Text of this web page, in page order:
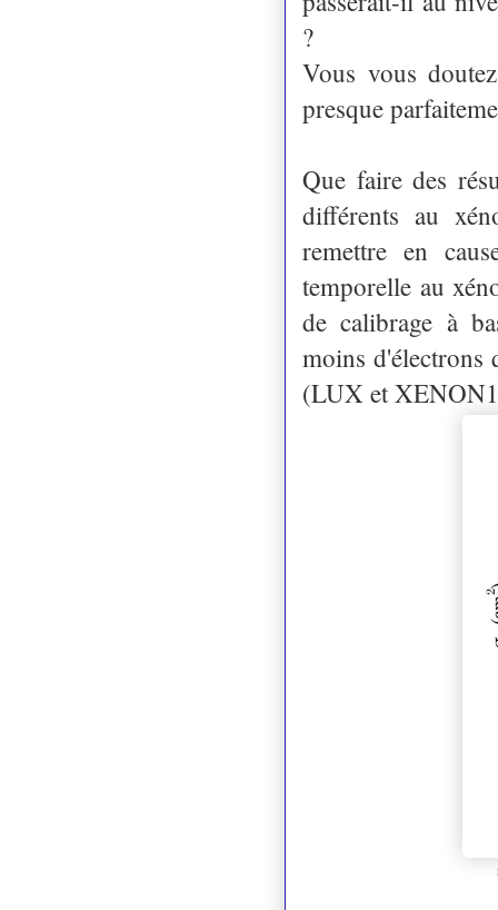
?
Vous vous
presque
Que faire des
différents au
remettre en
temporelle au
de calibrage à
moins d'électrons
(LUX et